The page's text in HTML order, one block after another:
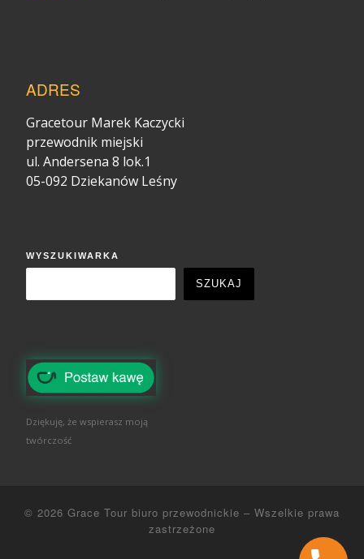
ADRES
Gracetour Marek Kaczycki
przewodnik miejski
ul. Andersena 8 lok.1
05-092 Dziekanów Leśny
WYSZUKIWARKA
SZUKAJ
Dziękuję, że wspierasz moją
twórczość
© 2026 Grace Tour biuro przewodnickie – Wszelkie prawa
zastrzeżone